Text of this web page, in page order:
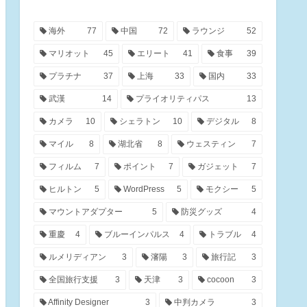
海外 77 中国 72 ラウンジ 52
マリオット 45 エリート 41 食事 39
プラチナ 37 上海 33 国内 33
武漢 14 プライオリティパス 13
カメラ 10 シェラトン 10 デジタル 8
マイル 8 湖北省 8 ウェスティン 7
フィルム 7 ポイント 7 ガジェット 7
ヒルトン 5 WordPress 5 モクシー 5
マウントアダプター 5 防災グッズ 4
重慶 4 ブルーインパルス 4 トラブル 4
ルメリディアン 3 瀋陽 3 旅行記 3
全国旅行支援 3 天津 3 cocoon 3
Affinity Designer 3 中判カメラ 3